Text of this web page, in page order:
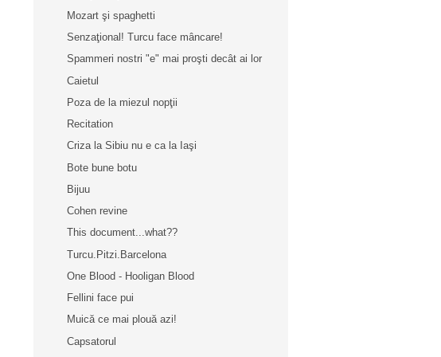
Mozart şi spaghetti
Senzaţional! Turcu face mâncare!
Spammeri nostri "e" mai proşti decât ai lor
Caietul
Poza de la miezul nopţii
Recitation
Criza la Sibiu nu e ca la Iaşi
Bote bune botu
Bijuu
Cohen revine
This document...what??
Turcu.Pitzi.Barcelona
One Blood - Hooligan Blood
Fellini face pui
Muică ce mai plouă azi!
Capsatorul